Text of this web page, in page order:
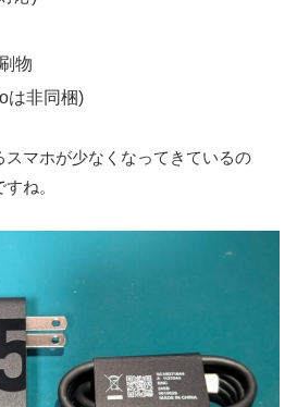
物
は非同梱)
マホが少なくなってきているの
ね。